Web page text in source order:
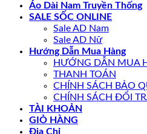
Áo Dài Nam Truyền Thống
SALE SỐC ONLINE
Sale AD Nam
Sale AD Nữ
Hướng Dẫn Mua Hàng
HƯỚNG DẪN MUA
THANH TOÁN
CHÍNH SÁCH BẢO
CHÍNH SÁCH ĐỔI
TÀI KHOẢN
GIỎ HÀNG
Địa Chỉ